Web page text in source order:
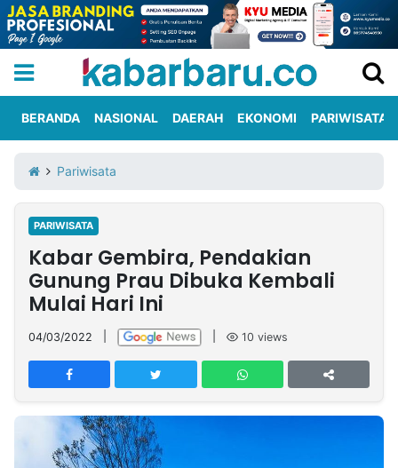
Iklan
Berita
Kami
Nasional
International
Olahraga
Entertainment
Daerah
Pariwisata
Kuliner
Kolom
Network
PT
TREETAN
INDONESIA
BERANDA NASIONAL DAERAH EKONOMI PARIWISATA
Pariwisata
PARIWISATA
Kabar Gembira, Pendakian
Gunung Prau Dibuka Kembali
Mulai Hari Ini
04/03/2022 10 views